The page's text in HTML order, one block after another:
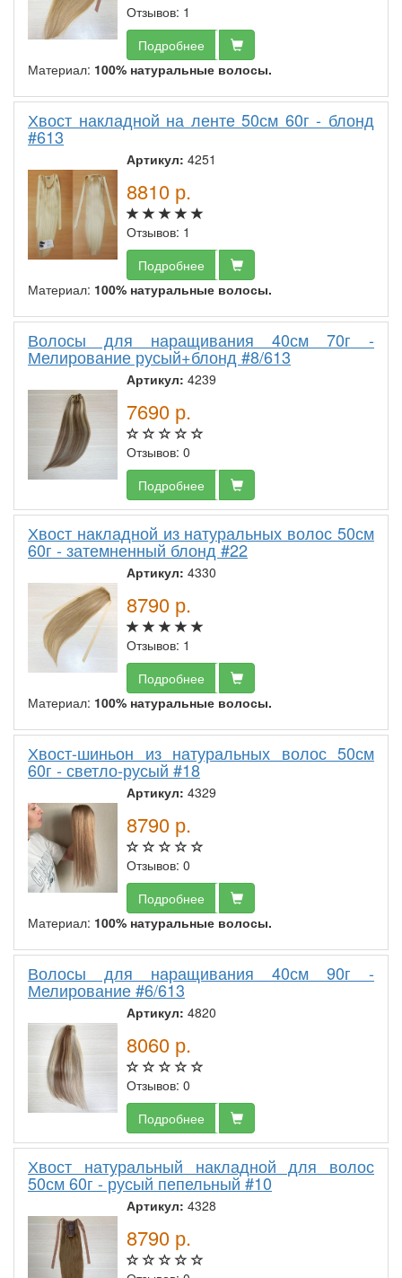
Отзывов: 1
Подробнее
Материал: 100% натуральные волосы.
Хвост накладной на ленте 50см 60г - блонд
#613
Артикул: 4251
8810 р.
Отзывов: 1
Подробнее
Материал: 100% натуральные волосы.
Волосы для наращивания 40см 70г -
Мелирование русый+блонд #8/613
Артикул: 4239
7690 р.
Отзывов: 0
Подробнее
Хвост накладной из натуральных волос 50см
60г - затемненный блонд #22
Артикул: 4330
8790 р.
Отзывов: 1
Подробнее
Материал: 100% натуральные волосы.
Хвост-шиньон из натуральных волос 50см
60г - светло-русый #18
Артикул: 4329
8790 р.
Отзывов: 0
Подробнее
Материал: 100% натуральные волосы.
Волосы для наращивания 40см 90г -
Мелирование #6/613
Артикул: 4820
8060 р.
Отзывов: 0
Подробнее
Хвост натуральный накладной для волос
50см 60г - русый пепельный #10
Артикул: 4328
8790 р.